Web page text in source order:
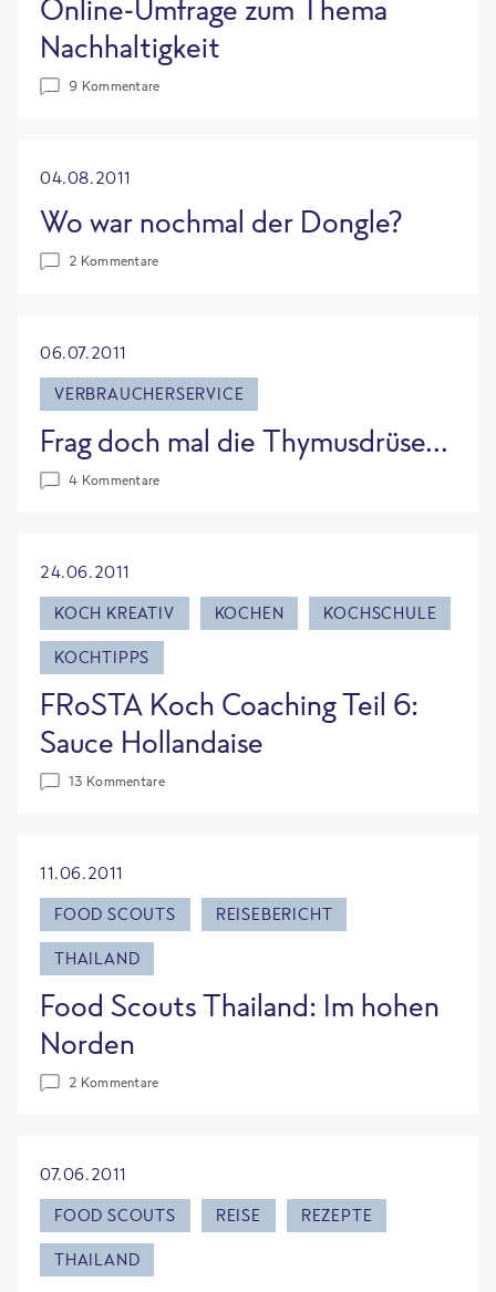
Online-Umfrage zum Thema
Nachhaltigkeit
9 Kommentare
04.08.2011
Wo war nochmal der Dongle?
2 Kommentare
06.07.2011
VERBRAUCHERSERVICE
Frag doch mal die Thymusdrüse...
4 Kommentare
24.06.2011
KOCH KREATIV
KOCHEN KOCHSCHULE
KOCHTIPPS
FRoSTA Koch Coaching Teil 6:
Sauce Hollandaise
13 Kommentare
11.06.2011
FOOD SCOUTS
REISEBERICHT
THAILAND
Food Scouts Thailand: Im hohen
Norden
2 Kommentare
07.06.2011
FOOD SCOUTS
REISE REZEPTE
THAILAND